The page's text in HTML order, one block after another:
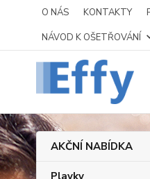
O NÁS KONTAKTY
NÁVOD K OŠETŘOVÁNÍ
AKČNÍ NABÍDKA
Plavky